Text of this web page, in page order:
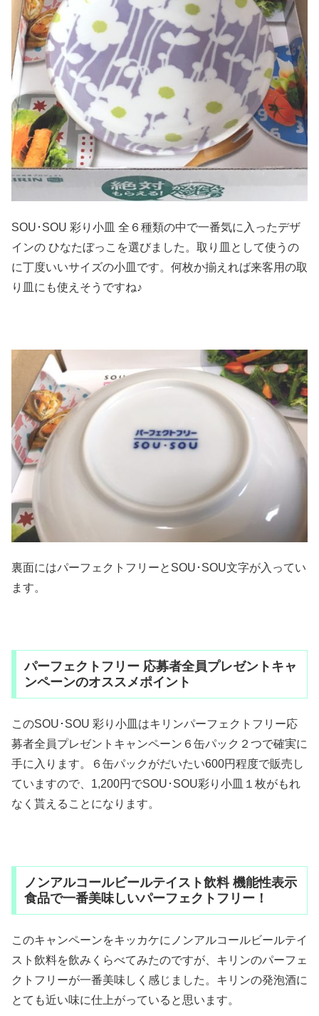
SOU･SOU 彩り小皿 全６種類の中で一番気に入ったデザ
インの ひなたぼっこを選びました。取り皿として使うの
に丁度いいサイズの小皿です。何枚か揃えれば来客用の取
り皿にも使えそうですね♪
裏面にはパーフェクトフリーとSOU･SOU文字が入ってい
ます。
パーフェクトフリー 応募者全員プレゼントキャ
ンペーンのオススメポイント
このSOU･SOU 彩り小皿はキリンパーフェクトフリー応
募者全員プレゼントキャンペーン６缶パック２つで確実に
手に入ります。６缶パックがだいたい600円程度で販売し
ていますので、1,200円でSOU･SOU彩り小皿１枚がもれ
なく貰えることになります。
ノンアルコールビールテイスト飲料 機能性表示
食品で一番美味しいパーフェクトフリー！
このキャンペーンをキッカケにノンアルコールビールテイ
スト飲料を飲みくらべてみたのですが、キリンのパーフェ
クトフリーが一番美味しく感じました。キリンの発泡酒に
とても近い味に仕上がっていると思います。